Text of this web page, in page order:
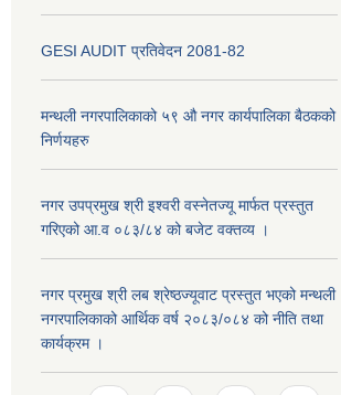
GESI AUDIT प्रतिवेदन 2081-82
मन्थली नगरपालिकाको ५९ औ नगर कार्यपालिका बैठकको
निर्णयहरु
नगर उपप्रमुख श्री इश्वरी वस्नेतज्यू मार्फत प्रस्तुत
गरिएको आ.व ०८३/८४ को बजेट वक्तव्य ।
नगर प्रमुख श्री लब श्रेष्ठज्यूवाट प्रस्तुत भएको मन्थली
नगरपालिकाको आर्थिक वर्ष २०८३/०८४ को नीति तथा
कार्यक्रम ।